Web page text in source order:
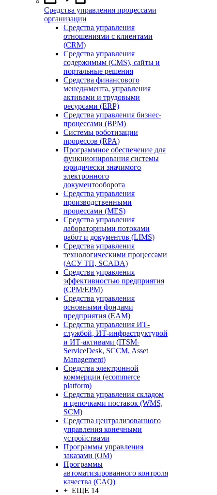
Средства управления процессами
организации
Средства управления
отношениями с клиентами
(CRM)
Средства управления
содержимым (CMS), сайты и
портальные решения
Средства финансового
менеджмента, управления
активами и трудовыми
ресурсами (ERP)
Средства управления бизнес-
процессами (BPM)
Системы роботизации
процессов (RPA)
Программное обеспечение для
функционирования системы
юридически значимого
электронного
документооборота
Средства управления
производственными
процессами (MES)
Средства управления
лабораторными потоками
работ и документов (LIMS)
Средства управления
технологическими процессами
(АСУ ТП, SCADA)
Средства управления
эффективностью предприятия
(CPM/EPM)
Средства управления
основными фондами
предприятия (EAM)
Средства управления ИТ-
службой, ИТ-инфраструктурой
и ИТ-активами (ITSM-
ServiceDesk, SCCM, Asset
Management)
Средства электронной
коммерции (ecommerce
platform)
Средства управления складом
и цепочками поставок (WMS,
SCM)
Средства централизованного
управления конечными
устройствами
Программы управления
заказами (OM)
Программы
автоматизированного контроля
качества (CAQ)
+ ЕЩЕ 14